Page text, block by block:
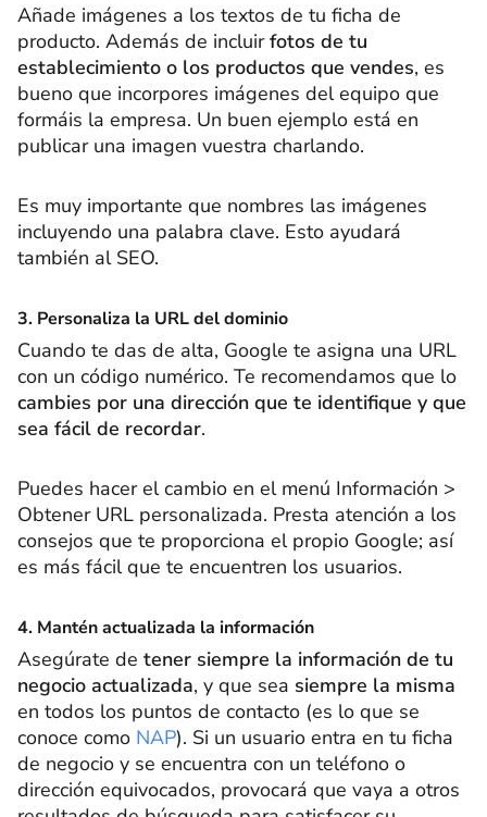
Añade imágenes a los textos de tu ficha de
producto. Además de incluirfotos de tu
establecimiento o los productos que vendes, es
bueno que incorpores imágenes del equipo que
formáis la empresa. Un buen ejemplo está en
publicar una imagen vuestra charlando.
Es muy importante que nombres las imágenes
incluyendo una palabra clave. Esto ayudará
también al SEO.
3. Personaliza la URL del dominio
Cuando te das de alta, Google te asigna una URL
con un código numérico. Te recomendamos que lo
cambies por una dirección que te identifique y que
sea fácil de recordar.
Puedes hacer el cambio en el menú Información >
Obtener URL personalizada. Presta atención a los
consejos que te proporciona el propio Google; así
es más fácil que te encuentren los usuarios.
4. Mantén actualizada la información
Asegúrate de tener siempre la información de tu
negocio actualizada, y que sea siempre la misma
en todos los puntos de contacto (es lo que se
conoce como NAP). Si un usuario entra en tu ficha
de negocio y se encuentra con un teléfono o
dirección equivocados, provocará que vaya a otros